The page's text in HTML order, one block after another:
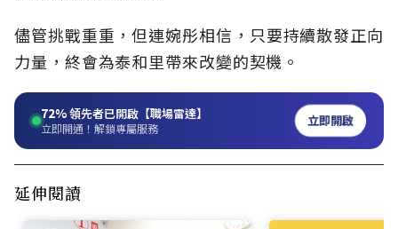
儘管挑戰重重，但連婉彤相信，只要持續散發正向
力量，終會為泰和里帶來改變的契機。
72%領先者已開啟【職場雷達】
立即開通！解鎖專屬服務 立即開啟
延伸閱讀